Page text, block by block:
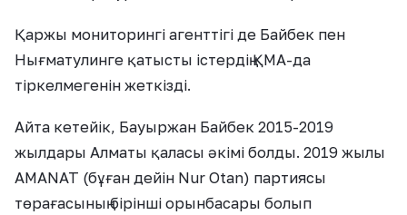
Қаржы мониторингі агенттігі де Байбек пен
Нығматулинге қатысты істердің ҚМА-да
тіркелмегенін жеткізді.
Айта кетейік, Бауыржан Байбек 2015-2019
жылдары Алматы қаласы әкімі болды. 2019 жылы
AMANAT (бұған дейін Nur Otan) партиясы
төрағасының бірінші орынбасары болып